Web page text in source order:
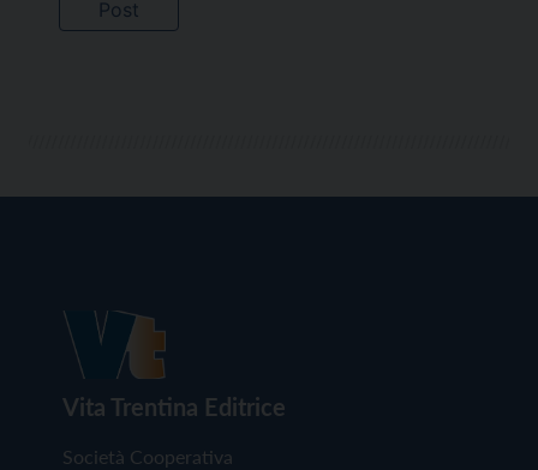
Vita Trentina Editrice
Società Cooperativa